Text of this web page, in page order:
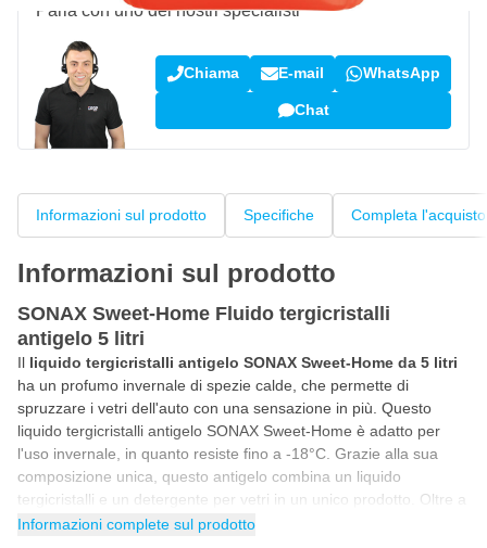
Parla con uno dei nostri specialisti
Chiama E-mail WhatsApp
Chat
Informazioni sul prodotto Specifiche Completa l'acquisto
Informazioni sul prodotto
SONAX Sweet-Home Fluido tergicristalli
antigelo 5 litri
Il liquido tergicristalli antigelo SONAX Sweet-Home da 5 litri
ha un profumo invernale di spezie calde, che permette di
spruzzare i vetri dell'auto con una sensazione in più. Questo
liquido tergicristalli antigelo SONAX Sweet-Home è adatto per
l'uso invernale, in quanto resiste fino a -18°C. Grazie alla sua
composizione unica, questo antigelo combina un liquido
tergicristalli e un detergente per vetri in un unico prodotto. Oltre a
prevenire la formazione di ghiaccio e il congelamento
Informazioni complete sul prodotto